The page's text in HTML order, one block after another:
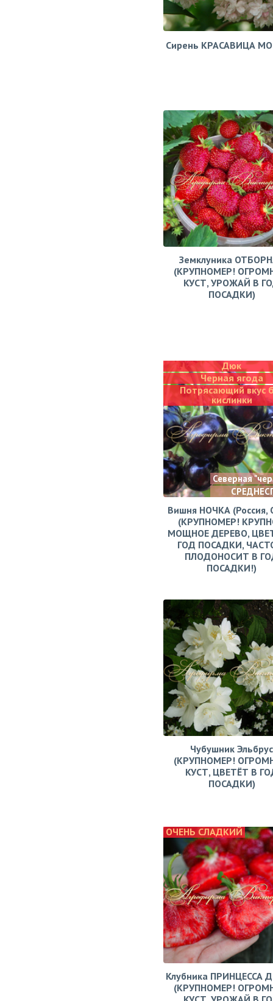
Сирень КРАСАВИЦА
Земклуника
(КРУПНОМЕР!
КУСТ, УРОЖАЙ В
ПОСАДКИ)
Дюк
Черная ягода
Потрясающий вкус
кислинки
Северная
Вишня НОЧКА (Россия,
(КРУПНОМЕР!
МОЩНОЕ ДЕРЕВО,
ГОД ПОСАДКИ,
ПЛОДОНОСИТ В
ПОСАДКИ!)
Чубушник Эльбрус
(КРУПНОМЕР!
КУСТ, ЦВЕТЁТ В
ПОСАДКИ)
ОЧЕНЬ СЛАДКИЙ
Клубника ПРИНЦЕССА
(КРУПНОМЕР!